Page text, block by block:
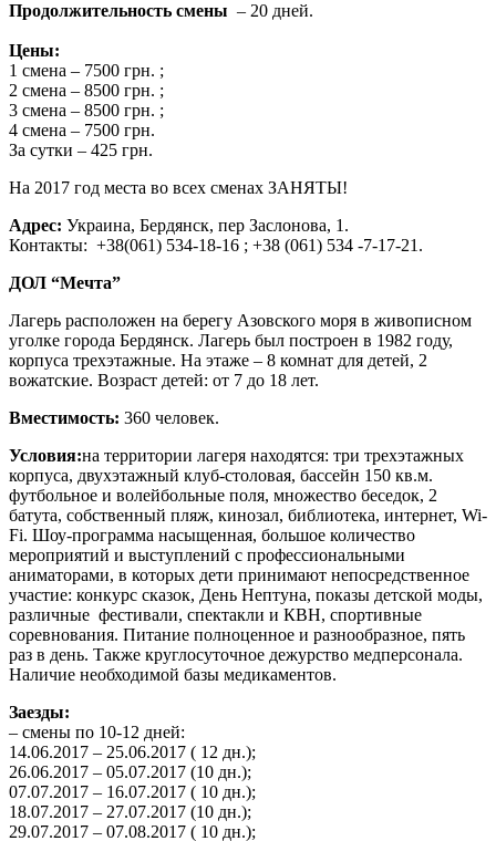
Продолжительность смены – 20 дней.
Цены:
1 смена – 7500 грн. ;
2 смена – 8500 грн. ;
3 смена – 8500 грн. ;
4 смена – 7500 грн.
За сутки – 425 грн.
На 2017 год места во всех сменах ЗАНЯТЫ!
Адрес: Украина, Бердянск, пер Заслонова, 1.
Контакты: +38(061) 534-18-16 ; +38 (061) 534 -7-17-21.
ДОЛ “Мечта”
Лагерь расположен на берегу Азовского моря в живописном
уголке города Бердянск. Лагерь был построен в 1982 году,
корпуса трехэтажные. На этаже – 8 комнат для детей, 2
вожатские. Возраст детей: от 7 до 18 лет.
Вместимость: 360 человек.
Условия:на территории лагеря находятся: три трехэтажных
корпуса, двухэтажный клуб-столовая, бассейн 150 кв.м.
футбольное и волейбольные поля, множество беседок, 2
батута, собственный пляж, кинозал, библиотека, интернет, Wi-
Fi. Шоу-программа насыщенная, большое количество
мероприятий и выступлений с профессиональными
аниматорами, в которых дети принимают непосредственное
участие: конкурс сказок, День Нептуна, показы детской моды,
различные фестивали, спектакли и КВН, спортивные
соревнования. Питание полноценное и разнообразное, пять
раз в день. Также круглосуточное дежурство медперсонала.
Наличие необходимой базы медикаментов.
Заезды:
– смены по 10-12 дней:
14.06.2017 – 25.06.2017 ( 12 дн.);
26.06.2017 – 05.07.2017 (10 дн.);
07.07.2017 – 16.07.2017 ( 10 дн.);
18.07.2017 – 27.07.2017 (10 дн.);
29.07.2017 – 07.08.2017 ( 10 дн.);